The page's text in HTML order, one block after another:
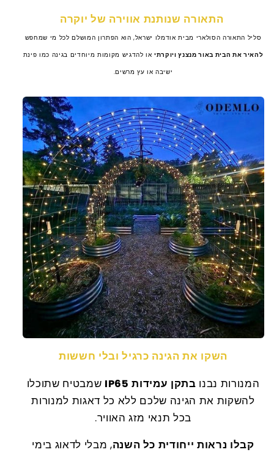
התאורה שנותנת אווירה של יוקרה
סליל התאורה הסולארי מבית אודמלו ישראל, הוא הפתרון המושלם לכל מי שמחפש
להאיר את הבית באור מנצנץ ויוקרתיאו להדגיש מקומות מיוחדים בגינה כמו פינת
ישיבה או עץ מרשים.
השקו את הגינה כרגיל ובלי חששות
המנורות נבנו בתקן עמידות IP65
שמבטיח שתוכלו
להשקות את הגינה שלכם ללא כל דאגות למנורות
בכל תנאי מזג האוויר.
קבלו נראות ייחודית כל השנה, מבלי לדאוג בימי